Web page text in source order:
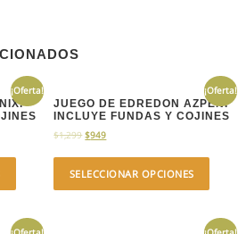
¡Oferta!
¡Oferta!
JUEGO DE EDREDON AZPEN.
INCLUYE FUNDAS Y COJINES
$1,299 $949
SELECCIONAR OPCIONES